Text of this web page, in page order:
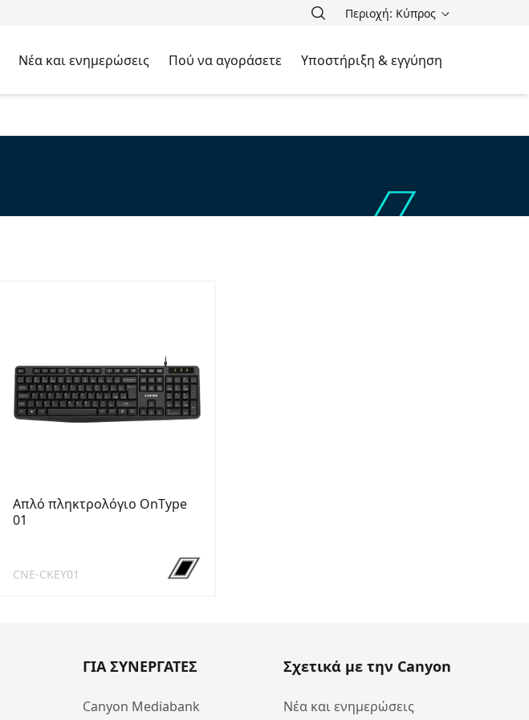
Περιοχή: Κύπρος
Νέα και ενημερώσεις Πού να αγοράσετε Υποστήριξη & εγγύηση
Απλό πληκτρολόγιο OnType
01
CNE-CKEY01
ΓΙΑ ΣΥΝΕΡΓΑΤΕΣ
Canyon Mediabank
Σχετικά με την Canyon
Νέα και ενημερώσεις